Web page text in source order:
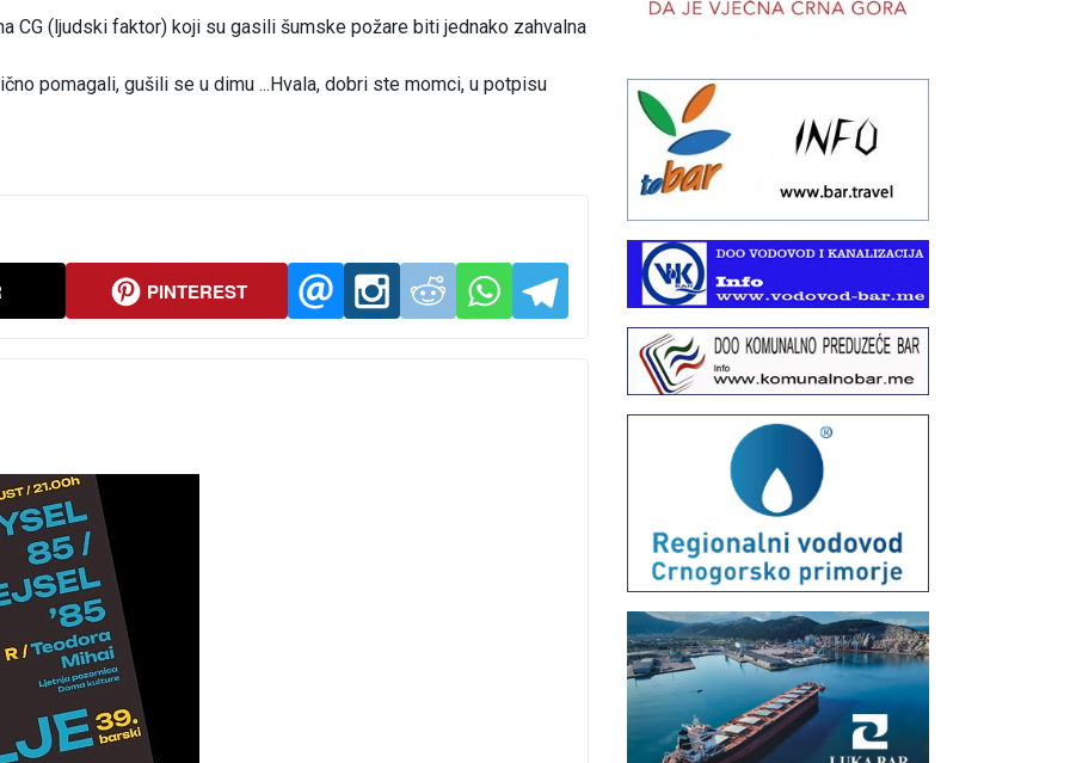
CG (ljudski faktor) koji su gasili šumske požare biti jednako zahvalna
pomagali, gušili se u dimu ...Hvala, dobri ste momci, u potpisu
PINTEREST